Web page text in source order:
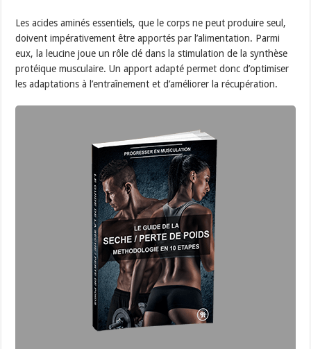
Les acides aminés essentiels, que le corps ne peut produire seul,
doivent impérativement être apportés par l’alimentation. Parmi
eux, la leucine joue un rôle clé dans la stimulation de la synthèse
protéique musculaire. Un apport adapté permet donc d’optimiser
les adaptations à l’entraînement et d’améliorer la récupération.